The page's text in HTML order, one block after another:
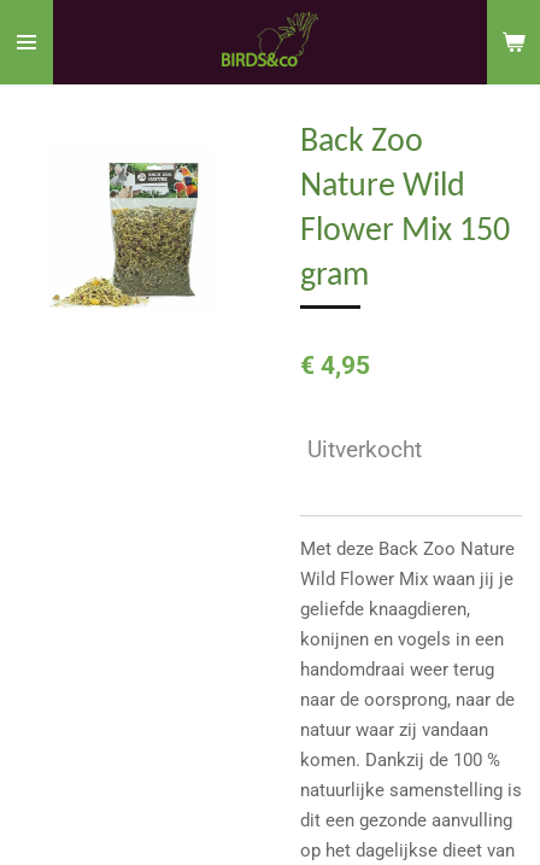
direct
naar
Back Zoo
Nature Wild
Flower Mix 150
gram
€ 4,95
Uitverkocht
Met deze Back Zoo Nature
Wild Flower Mix waan jij je
geliefde knaagdieren,
konijnen en vogels in een
handomdraai weer terug
naar de oorsprong, naar de
natuur waar zij vandaan
komen. Dankzij de 100 %
natuurlijke samenstelling is
dit een gezonde aanvulling
op het dagelijkse dieet van